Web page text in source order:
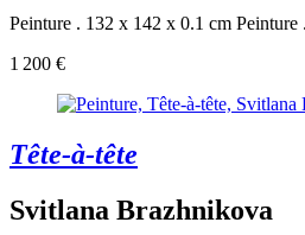
Peinture . 132 x 142 x 0.1 cm Peinture
1 200 €
Tête-à-tête
Svitlana Brazhnikova